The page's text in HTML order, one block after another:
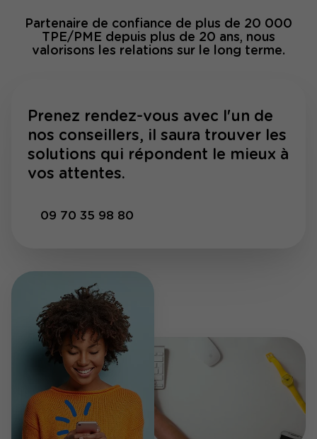
Partenaire de confiance de plus de 20 000
TPE/PME depuis plus de 20 ans, nous
valorisons les relations sur le long terme.
Prenez rendez-vous avec l'un de
nos conseillers, il saura trouver les
solutions qui répondent le mieux à
vos attentes.
09 70 35 98 80